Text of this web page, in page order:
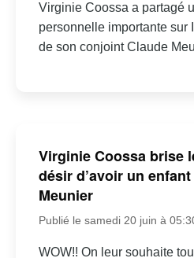
Virginie Coossa a partagé
personnelle importante sur
de son conjoint Claude
Virginie Coossa brise
désir d’avoir un
Meunier
Publié le samedi 20 juin à
WOW!! On leur souhaite